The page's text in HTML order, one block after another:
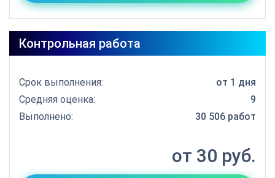
Контрольная работа
Срок выполнения:
от 1 дня
Средняя оценка:
9
Выполнено:
30 506 работ
от 30 руб.